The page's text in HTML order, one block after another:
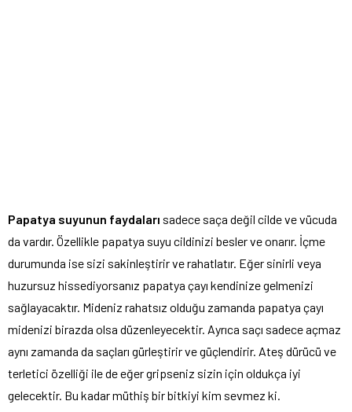
Papatya suyunun faydaları sadece saça değil cilde ve vücuda
da vardır. Özellikle papatya suyu cildinizi besler ve onarır. İçme
durumunda ise sizi sakinleştirir ve rahatlatır. Eğer sinirli veya
huzursuz hissediyorsanız papatya çayı kendinize gelmenizi
sağlayacaktır. Mideniz rahatsız olduğu zamanda papatya çayı
midenizi birazda olsa düzenleyecektir. Ayrıca saçı sadece açmaz
aynı zamanda da saçları gürleştirir ve güçlendirir. Ateş dürücü ve
terletici özelliği ile de eğer gripseniz sizin için oldukça iyi
gelecektir. Bu kadar müthiş bir bitkiyi kim sevmez ki.